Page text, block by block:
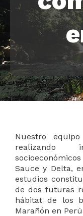
Nuestro
realizando
Sauce y Delta,
estudios
de dos futuras
hábitat de los
Marañón en